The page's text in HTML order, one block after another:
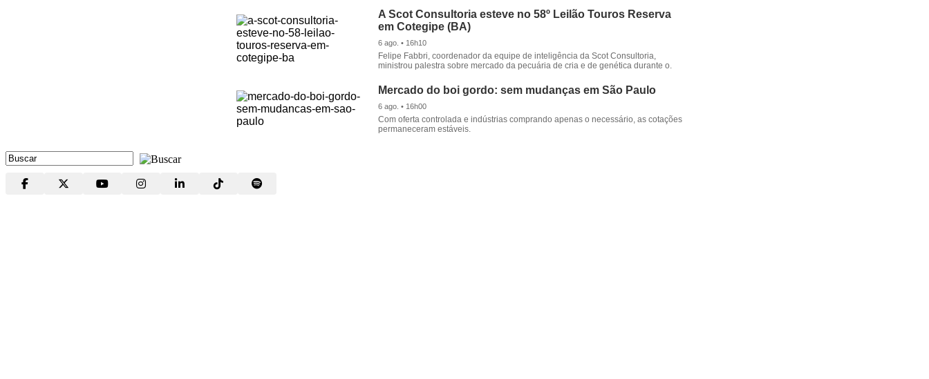
A Scot Consultoria esteve no 58º Leilão Touros Reserva
em Cotegipe (BA)
6 ago. • 16h10
Felipe Fabbri, coordenador da equipe de inteligência da Scot Consultoria,
ministrou palestra sobre mercado da pecuária de cria e de genética durante o.
Mercado do boi gordo: sem mudanças em São Paulo
6 ago. • 16h00
Com oferta controlada e indústrias comprando apenas o necessário, as cotações
permaneceram estáveis.